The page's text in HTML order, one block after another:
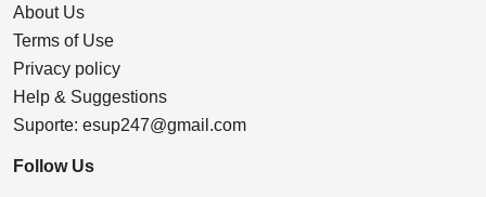
About Us
Terms of Use
Privacy policy
Help & Suggestions
Suporte: esup247@gmail.com
Follow Us